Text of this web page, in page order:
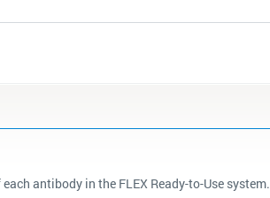
antibody in the FLEX Ready-to-Use system.